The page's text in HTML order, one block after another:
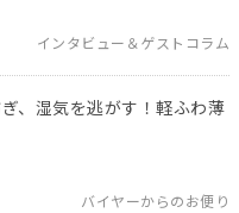
インタビュー＆ゲストコラム
、湿気を逃がす！軽ふわ薄
バイヤーからのお便り